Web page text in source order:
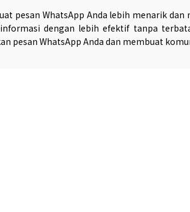
pesan WhatsApp Anda lebih menarik
dengan lebih efektif tanpa
pesan WhatsApp Anda dan membuat